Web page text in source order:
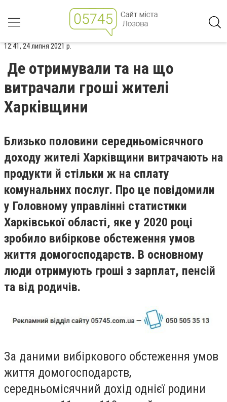
12:41, 24 липня 2021 р.
Де отримували та на що
витрачали гроші жителі
Харківщини
Близько половини середньомісячного
доходу жителі Харківщини витрачають на
продукти й стільки ж на сплату
комунальних послуг. Про це повідомили
у Головному управлінні статистики
Харківської області, яке у 2020 році
зробило вибіркове обстеження умов
життя домогосподарств. В основному
люди отримують гроші з зарплат, пенсій
та від родичів.
За даними вибіркового обстеження умов
життя домогосподарств,
середньомісячний дохід однієї родини